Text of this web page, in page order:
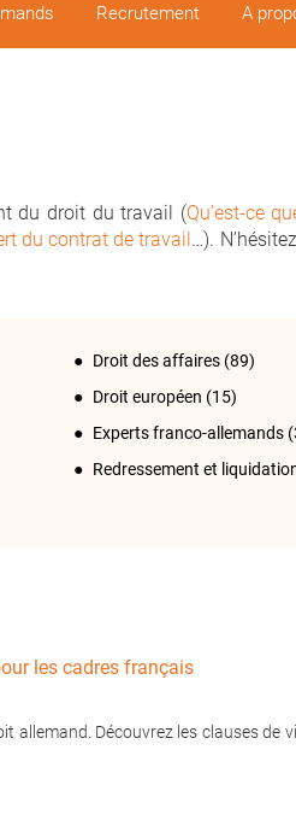
Recrutement A
du droit du travail (Qu’est-ce
du contrat de travail…).
Droit des affaires (89)
Droit européen (15)
Experts franco-allemands
Redressement et
les cadres français
allemand. Découvrez les clauses de